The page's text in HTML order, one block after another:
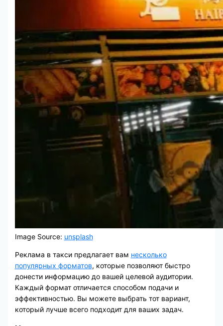
Image Source: unsplash
Реклама в такси предлагает вам несколько
популярных форматов, которые позволяют быстро
донести информацию до вашей целевой аудитории.
Каждый формат отличается способом подачи и
эффективностью. Вы можете выбрать тот вариант,
который лучше всего подходит для ваших задач.